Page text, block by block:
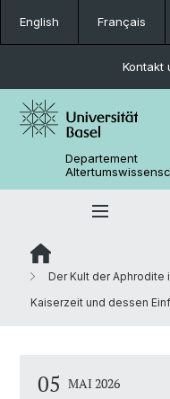
English Français
Kontakt
Departement
Der Kult der Aphrodite
Kaiserzeit und dessen
05 MAI 2026